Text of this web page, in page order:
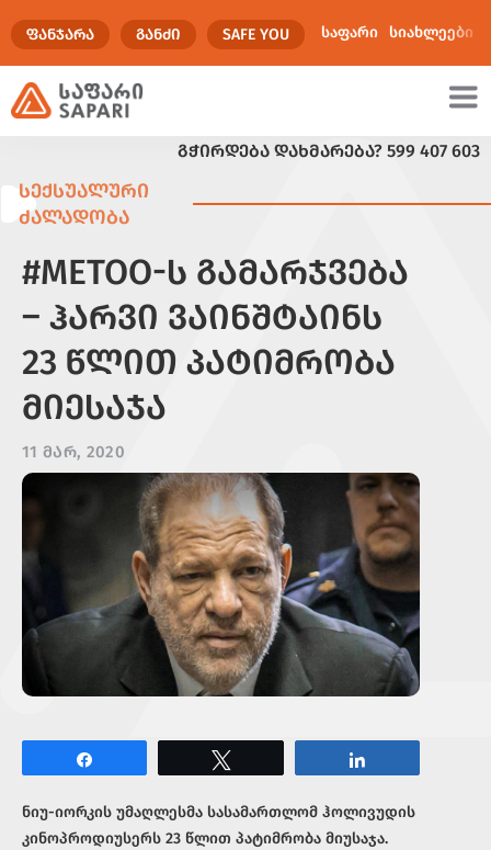
ᲤᲐᲜᲯᲐᲠᲐ ᲒᲐᲜᲫᲘ SAFE YOU საფარი სიახლეები
ᲒᲭᲘᲠᲓᲔᲑᲐ ᲓᲐᲮᲛᲐᲠᲔᲑᲐ? 599 407 603
ᲡᲔᲥᲡᲣᲐᲚᲣᲠᲘ
ᲫᲐᲚᲐᲓᲝᲑᲐ
#METOO-Ს ᲒᲐᲛᲐᲠᲯᲕᲔᲑᲐ
– ᲰᲐᲠᲕᲘ ᲕᲐᲘᲜᲨᲢᲐᲘᲜᲡ
23 ᲬᲚᲘᲗ ᲞᲐᲢᲘᲛᲠᲝᲑᲐ
ᲛᲘᲔᲡᲐᲯᲐ
11 ᲛᲐᲠ, 2020
ნიუ-იორკის უმაღლესმა სასამართლომ ჰოლივუდის
კინოპროდიუსერს 23 წლით პატიმრობა მიუსაჯა.